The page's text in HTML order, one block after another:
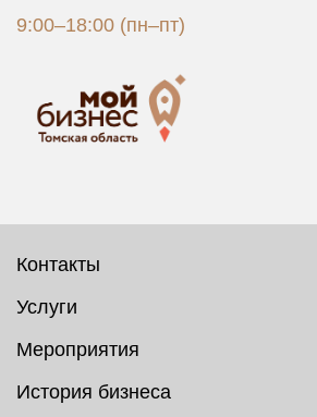
9:00–18:00 (пн–пт)
Контакты
Услуги
Мероприятия
История бизнеса